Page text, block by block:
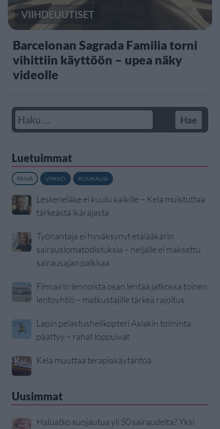
VIIHDEUUTISET
Barcelonan Sagrada Familia torni
vihittiin käyttöön – upea näky
videolle
Luetuimmat
PÄIVÄ VIIKKO KUUKAUSI
Leskeneläke ei kuulu kaikille – Kela muistuttaa
tärkeästä ikärajasta
Työnantaja ei hyväksynyt etälääkärin
sairauslomatodistuksia – neljälle ei maksettu
sairausajan palkkaa
Finnairin lennoista osan lentää jatkossa toinen
lentoyhtiö – matkustajille tärkeä rajoitus
Lapin pelastushelikopteri Aslakin toiminta
päättyy – rahat loppuivat
Kela muuttaa terapiakäytäntöä
Uusimmat
Haluatko suojautua yli 50 sairaudelta? Yksi